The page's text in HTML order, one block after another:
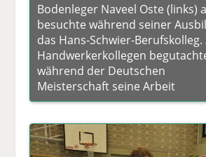
Bodenleger Naveel Oste (links)
besuchte während seiner
das Hans-Schwier-
Handwerkerkollegen
während der Deutschen
Meisterschaft seine Arbeit